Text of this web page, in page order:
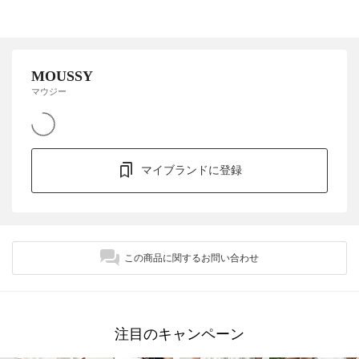
MOUSSY
マウジー
マイブランドに登録
この商品に関するお問い合わせ
注目のキャンペーン